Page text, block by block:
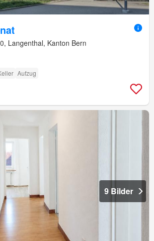
Langenthal, Kanton Bern
Aufzug
9 Bilder